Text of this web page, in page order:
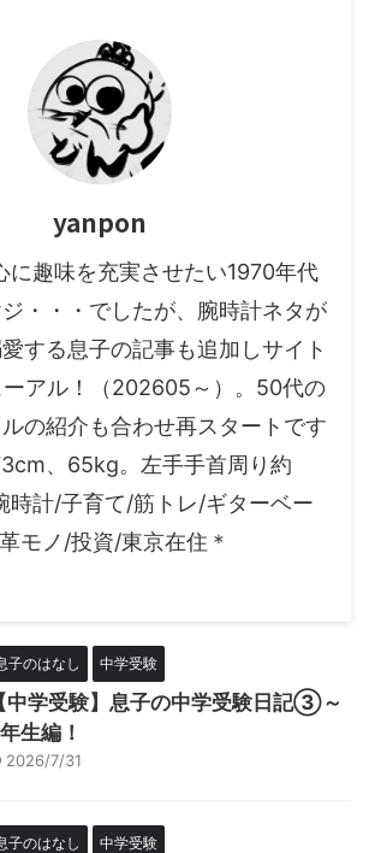
yanpon
に趣味を充実させたい1970年代
・・・でしたが、腕時計ネタが
する息子の記事も追加しサイト
ーアル！（202605～）。50代の
の紹介も合わせ再スタートです
、65kg。左手手首周り約
時計/子育て/筋トレ/ギターベー
モノ/投資/東京在住＊
子のはなし 中学受験
【中学受験】息子の中学受験日記③～
生編！
2026/7/31
子のはなし 中学受験